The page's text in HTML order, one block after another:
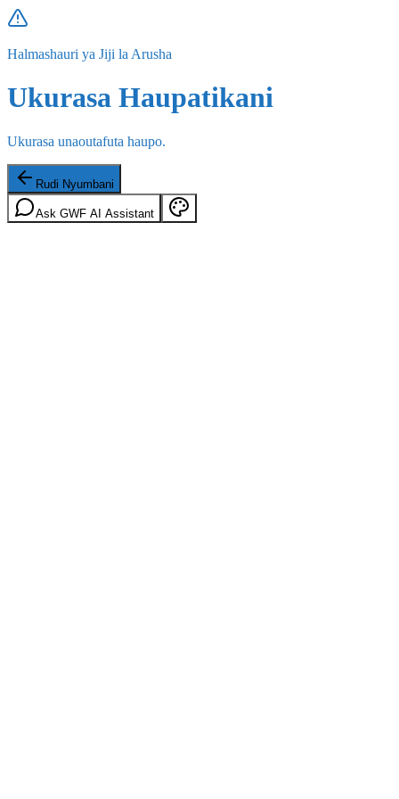
Halmashauri ya Jiji la Arusha
Ukurasa Haupatikani
Ukurasa unaoutafuta haupo.
Rudi Nyumbani
Ask GWF AI Assistant